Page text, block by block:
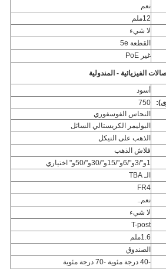
نعم
12ملم
لا شيء
القطعة 5e
غير PoE
الفيزيائية - المندولية
أسود
750
النحاس الفوسفوري
البوليمر الكريستالي السائل
الذهب على النيكل
فلاش الذهب
1و"/3و"/6و"/15و"/30و"/50و" اختياري
الـ TBA
FR4
نعم..
لا شيء
T-post
1.6ملم
الصندوق
-40 درجة مئوية -70 درجة مئوية